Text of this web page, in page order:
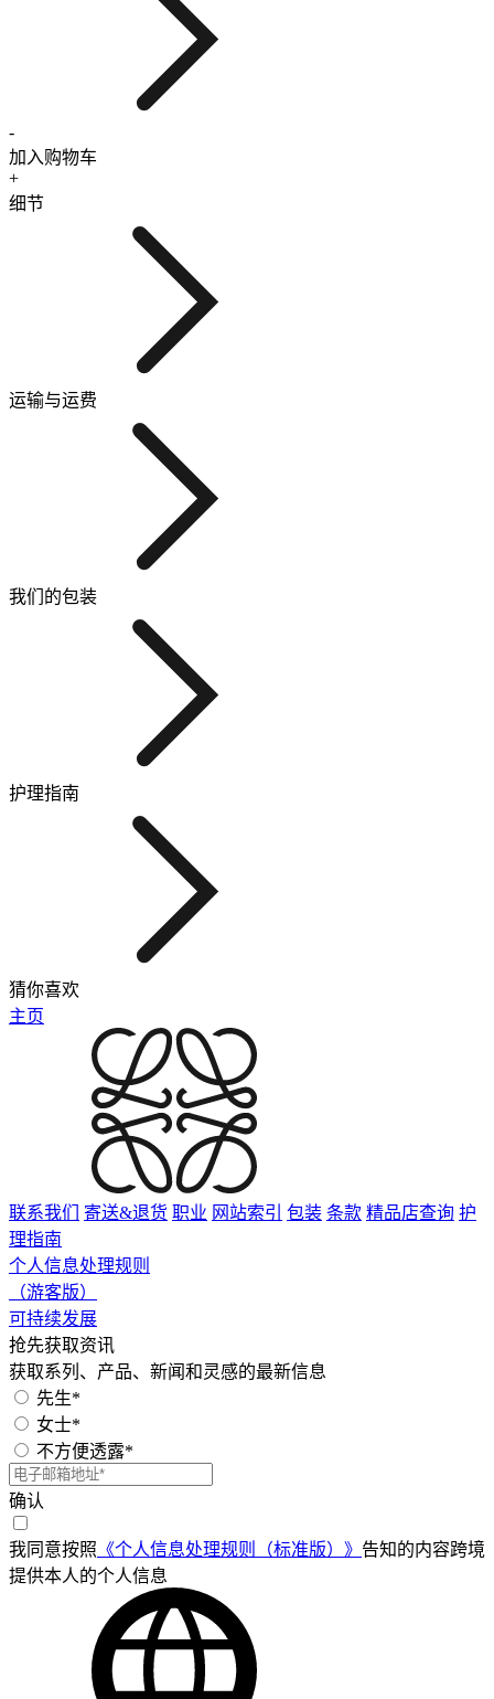
-
加入购物车
+
细节
运输与运费
我们的包装
护理指南
猜你喜欢
主页
联系我们 寄送&退货 职业 网站索引 包装 条款 精品店查询 护
理指南
个人信息处理规则
（游客版）
可持续发展
抢先获取资讯
获取系列、产品、新闻和灵感的最新信息
先生*
女士*
不方便透露*
确认
我同意按照 《个人信息处理规则（标准版）》 告知的内容跨境
提供本人的个人信息